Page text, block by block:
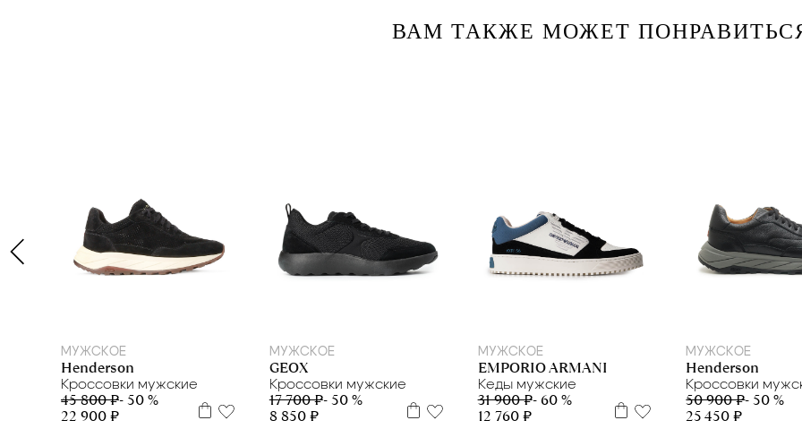
ВАМ ТАКЖЕ МОЖЕТ
МУЖСКОЕ
Henderson
Кроссовки мужские
45 800 ₽- 50 %
22 900 ₽
МУЖСКОЕ
GEOX
Кроссовки мужские
17 700 ₽- 50 %
8 850 ₽
МУЖСКОЕ
EMPORIO ARMANI
Кеды мужские
31 900 ₽- 60 %
12 760 ₽
МУЖСКОЕ
Henderson
Кроссовки
50 900 ₽- 50 %
25 450 ₽